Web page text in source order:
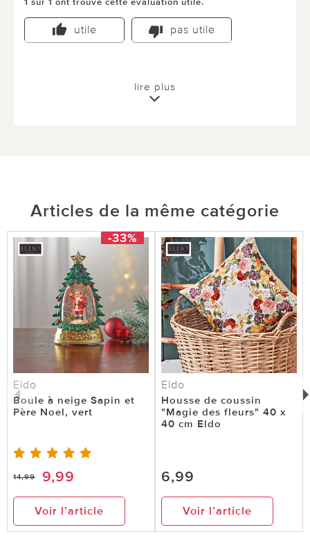
utile pas utile
lire plus
Articles de la même catégorie
-33%
Eldo
Boule à neige Sapin et
Père Noel, vert
14,99 9,99
Voir l’article
Eldo
Housse de coussin
"Magie des fleurs" 40 x
40 cm Eldo
6,99
Voir l’article